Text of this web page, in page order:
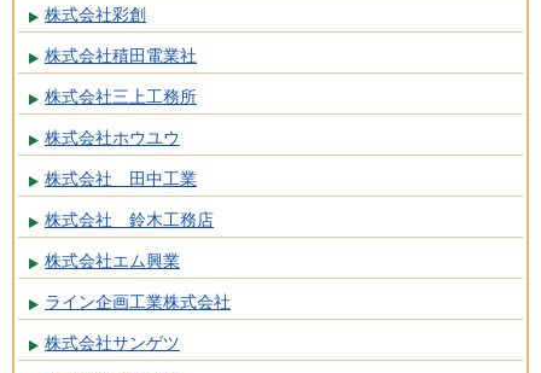
株式会社彩創
株式会社積田電業社
株式会社三上工務所
株式会社ホウユウ
株式会社 田中工業
株式会社 鈴木工務店
株式会社エム興業
ライン企画工業株式会社
株式会社サンゲツ